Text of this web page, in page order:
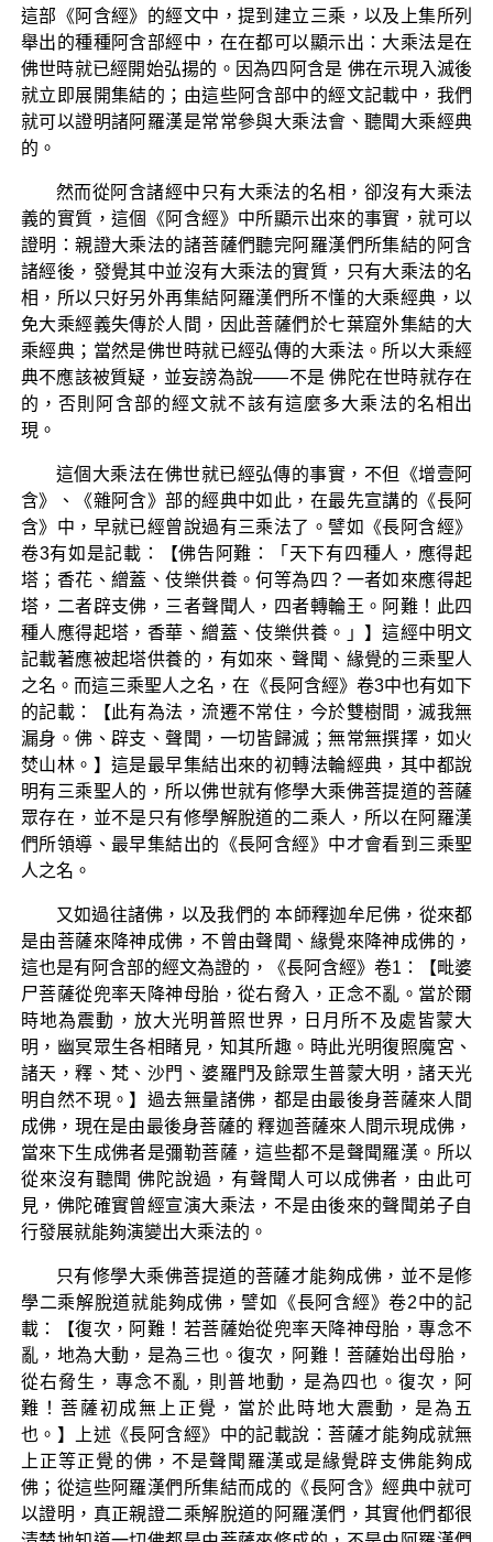
這部《阿含經》的經文中，提到建立三乘，以及上集所列
舉出的種種阿含部經中，在在都可以顯示出：大乘法是在
佛世時就已經開始弘揚的。因為四阿含是 佛在示現入滅後
就立即展開集結的；由這些阿含部中的經文記載中，我們
就可以證明諸阿羅漢是常常參與大乘法會、聽聞大乘經典
的。
然而從阿含諸經中只有大乘法的名相，卻沒有大乘法
義的實質，這個《阿含經》中所顯示出來的事實，就可以
證明：親證大乘法的諸菩薩們聽完阿羅漢們所集結的阿含
諸經後，發覺其中並沒有大乘法的實質，只有大乘法的名
相，所以只好另外再集結阿羅漢們所不懂的大乘經典，以
免大乘經義失傳於人間，因此菩薩們於七葉窟外集結的大
乘經典；當然是佛世時就已經弘傳的大乘法。所以大乘經
典不應該被質疑，並妄謗為說——不是 佛陀在世時就存在
的，否則阿含部的經文就不該有這麼多大乘法的名相出
現。
這個大乘法在佛世就已經弘傳的事實，不但《增壹阿
含》、《雜阿含》部的經典中如此，在最先宣講的《長阿
含》中，早就已經曾說過有三乘法了。譬如《長阿含經》
卷3有如是記載：【佛告阿難：「天下有四種人，應得起
塔；香花、繒蓋、伎樂供養。何等為四？一者如來應得起
塔，二者辟支佛，三者聲聞人，四者轉輪王。阿難！此四
種人應得起塔，香華、繒蓋、伎樂供養。」】這經中明文
記載著應被起塔供養的，有如來、聲聞、緣覺的三乘聖人
之名。而這三乘聖人之名，在《長阿含經》卷3中也有如下
的記載：【此有為法，流遷不常住，今於雙樹間，滅我無
漏身。佛、辟支、聲聞，一切皆歸滅；無常無撰擇，如火
焚山林。】這是最早集結出來的初轉法輪經典，其中都說
明有三乘聖人的，所以佛世就有修學大乘佛菩提道的菩薩
眾存在，並不是只有修學解脫道的二乘人，所以在阿羅漢
們所領導、最早集結出的《長阿含經》中才會看到三乘聖
人之名。
又如過往諸佛，以及我們的 本師釋迦牟尼佛，從來都
是由菩薩來降神成佛，不曾由聲聞、緣覺來降神成佛的，
這也是有阿含部的經文為證的，《長阿含經》卷1：【毗婆
尸菩薩從兜率天降神母胎，從右脅入，正念不亂。當於爾
時地為震動，放大光明普照世界，日月所不及處皆蒙大
明，幽冥眾生各相睹見，知其所趣。時此光明復照魔宮、
諸天，釋、梵、沙門、婆羅門及餘眾生普蒙大明，諸天光
明自然不現。】過去無量諸佛，都是由最後身菩薩來人間
成佛，現在是由最後身菩薩的 釋迦菩薩來人間示現成佛，
當來下生成佛者是彌勒菩薩，這些都不是聲聞羅漢。所以
從來沒有聽聞 佛陀說過，有聲聞人可以成佛者，由此可
見，佛陀確實曾經宣演大乘法，不是由後來的聲聞弟子自
行發展就能夠演變出大乘法的。
只有修學大乘佛菩提道的菩薩才能夠成佛，並不是修
學二乘解脫道就能夠成佛，譬如《長阿含經》卷2中的記
載：【復次，阿難！若菩薩始從兜率天降神母胎，專念不
亂，地為大動，是為三也。復次，阿難！菩薩始出母胎，
從右脅生，專念不亂，則普地動，是為四也。復次，阿
難！菩薩初成無上正覺，當於此時地大震動，是為五
也。】上述《長阿含經》中的記載說：菩薩才能夠成就無
上正等正覺的佛，不是聲聞羅漢或是緣覺辟支佛能夠成
佛；從這些阿羅漢們所集結而成的《長阿含》經典中就可
以證明，真正親證二乘解脫道的阿羅漢們，其實他們都很